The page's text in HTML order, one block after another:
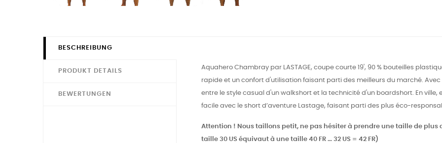
BESCHREIBUNG
PRODUKT DETAILS
BEWERTUNGEN
Aquahero Chambray par LASTAGE, coupe courte 19', 90 % bouteilles
rapide et un confort d'utilisation faisant parti des meilleurs du marché.
entre le style casual d'un walkshort et la technicité d'un boardshort. En
facile avec le short d’aventure Lastage, faisant parti des plus éco-
Attention ! Nous taillons petit, ne pas hésiter à prendre une taille de
taille 30 US équivaut à une taille 40 FR … 32 US = 42 FR)